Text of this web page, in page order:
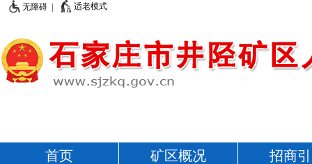
无障碍 | 适老模式
首页 矿区概况 招商